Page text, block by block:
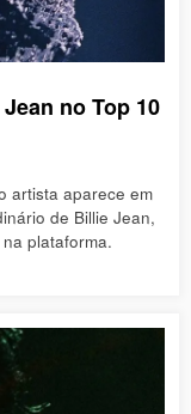
no Top 10
artista aparece em
de Billie Jean,
plataforma.